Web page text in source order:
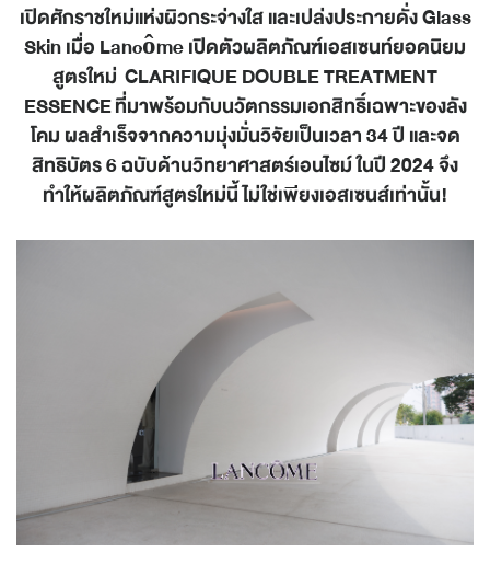
เปิดศักราชใหม่แห่งผิวกระจ่างใส และเปล่งประกายดั่ง Glass
Skin เมื่อ Lancôme เปิดตัวผลิตภัณฑ์เอสเซนท์ยอดนิยม
สูตรใหม่ CLARIFIQUE DOUBLE TREATMENT
ESSENCE ที่มาพร้อมกับนวัตกรรมเอกสิทธิ์เฉพาะของลัง
โคม ผลสำเร็จจากความมุ่งมั่นวิจัยเป็นเวลา 34 ปี และจด
สิทธิบัตร 6 ฉบับด้านวิทยาศาสตร์เอนไซม์ ในปี 2024 จึง
ทำให้ผลิตภัณฑ์สูตรใหม่นี้ ไม่ใช่เพียงเอสเซนส์เท่านั้น!